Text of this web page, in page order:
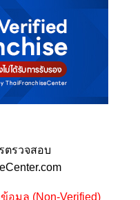
ตรวจสอบ
อมูล (Non-Verified)